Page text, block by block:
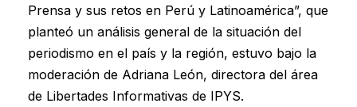
Prensa y sus retos en Perú y Latinoamérica”, que
planteó un análisis general de la situación del
periodismo en el país y la región, estuvo bajo la
moderación de Adriana León, directora del área
de Libertades Informativas de IPYS.